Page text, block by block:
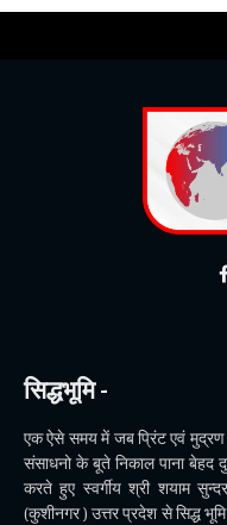
सिद्धभूमि -
एक ऐसे समय में जब प्रिंट एवं मुद्रण
संसाधनो के बूते निकाल पाना बेहद
करते हुए स्वर्गीय श्री शयाम
(कुशीनगर ) उत्तर प्रदेश से सिद्ध